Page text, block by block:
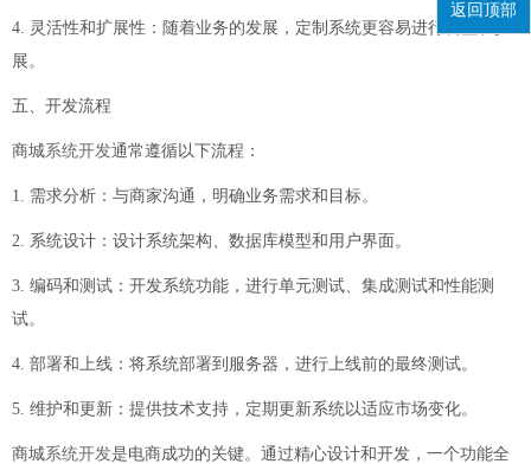
4. 灵活性和扩展性：随着业务的发展，定制系统更容易进行调整和扩
展。
五、开发流程
商城系统开发通常遵循以下流程：
1. 需求分析：与商家沟通，明确业务需求和目标。
2. 系统设计：设计系统架构、数据库模型和用户界面。
3. 编码和测试：开发系统功能，进行单元测试、集成测试和性能测
试。
4. 部署和上线：将系统部署到服务器，进行上线前的最终测试。
5. 维护和更新：提供技术支持，定期更新系统以适应市场变化。
商城系统开发是电商成功的关键。通过精心设计和开发，一个功能全
返回顶部